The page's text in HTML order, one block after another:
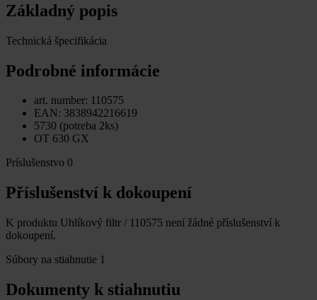
Základný popis
Technická špecifikácia
Podrobné informácie
art. number: 110575
EAN: 3838942216619
5730 (potreba 2ks)
OT 630 GX
Príslušenstvo 0
Příslušenství k dokoupení
K produktu Uhlíkový filtr / 110575 není žádné příslušenství k
dokoupení.
Súbory na stiahnutie 1
Dokumenty k stiahnutiu